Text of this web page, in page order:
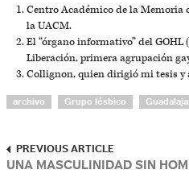
Centro Académico de la Memoria
la UACM.
El “órgano informativo” del
Liberación, primera agrupación
Collignon, quien dirigió mi tesis
archivo Grupo lésbico
PREVIOUS ARTICLE
UNA MASCULINIDAD SIN